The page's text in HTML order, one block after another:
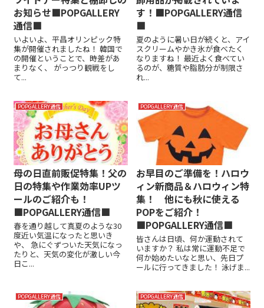
お知らせ■POPGALLERY
通信■
いよいよ、平昌オリンピック特
集が開催されましたね！ 韓国で
の開催ということで、時差があ
まりなく、 がっつり観戦をし
て...
す！■POPGALLERY通信
■
夏のように暑い日が続くと、アイ
スクリームやかき氷が食べたく
なりますね！ 最近よく食べてい
るのが、糖質や脂肪分が制限さ
れ...
POPGALLERY通信
母の日直前販促特集！父の
日の特集や作業効率UPツ
ールのご紹介も！
■POPGALLERY通信■
春を通り越して真夏のような30
度近い気温になったと思いき
や、 急にぐずついた天気になっ
たりと、天気の変化が激しい今
日こ...
POPGALLERY通信
お早目のご準備を！ハロウ
ィン新商品＆ハロウィン特
集！ 他にも秋に使える
POPをご紹介！
■POPGALLERY通信■
皆さんは日頃、何か運動されて
いますか？ 私は常に運動不足で
何か始めたいなと思い、先日プ
ールに行ってきました！ 泳げま...
POPGALLERY通信 POPGALLERY通信